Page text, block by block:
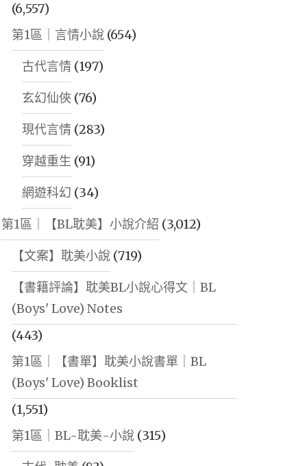
(6,557)
第1區｜言情小說(654)
古代言情(197)
玄幻仙俠 (76)
現代言情(283)
穿越重生 (91)
網遊科幻 (34)
第1區｜【BL耽美】小說介紹 (3,012)
【文案】耽美小說(719)
【書籍評論】耽美BL小說心得文｜BL
(Boys' Love) Notes
(443)
第1區｜【書單】耽美小說書單｜BL
(Boys' Love) Booklist
(1,551)
第1區｜BL-耽美-小說(315)